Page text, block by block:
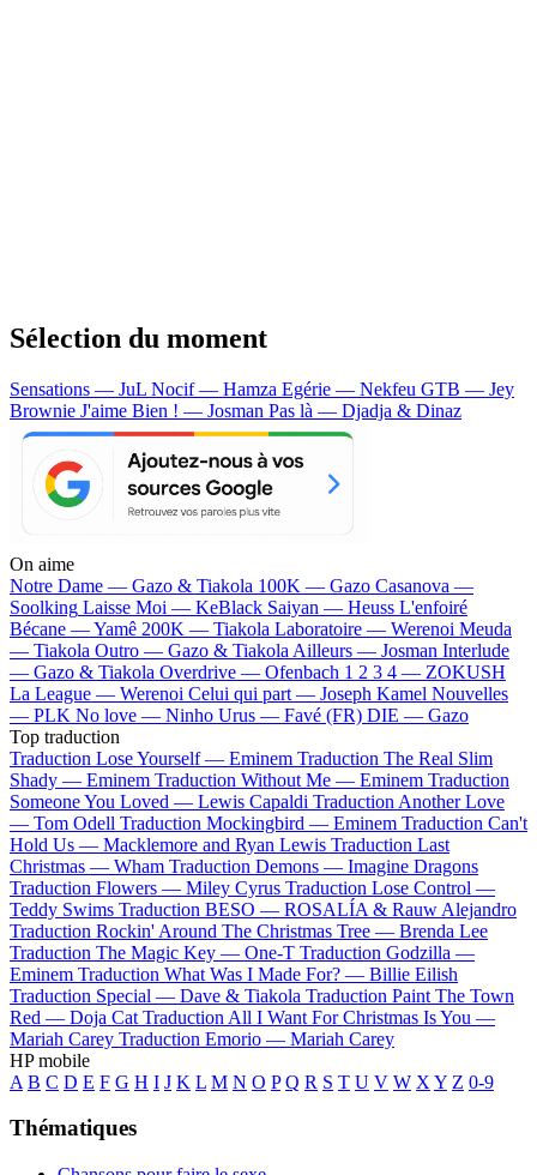
Sélection du moment
Sensations — JuL Nocif — Hamza Egérie — Nekfeu GTB — Jey
Brownie J'aime Bien ! — Josman Pas là — Djadja & Dinaz
On aime
Notre Dame — Gazo & Tiakola 100K — Gazo Casanova —
Soolking Laisse Moi — KeBlack Saiyan — Heuss L'enfoiré
Bécane —Yamê 200K — Tiakola Laboratoire — Werenoi Meuda
— Tiakola Outro — Gazo & Tiakola Ailleurs — Josman Interlude
— Gazo & Tiakola Overdrive — Ofenbach 1 2 3 4 — ZOKUSH
La League — Werenoi Celui qui part — Joseph Kamel Nouvelles
— PLK No love — Ninho Urus — Favé (FR) DIE — Gazo
Top traduction
Traduction Lose Yourself — Eminem Traduction The Real Slim
Shady — Eminem Traduction Without Me — Eminem Traduction
Someone You Loved — Lewis Capaldi Traduction Another Love
— Tom Odell Traduction Mockingbird — Eminem Traduction Can't
Hold Us — Macklemore and Ryan Lewis Traduction Last
Christmas — Wham Traduction Demons — Imagine Dragons
Traduction Flowers — Miley Cyrus Traduction Lose Control —
Teddy Swims Traduction BESO — ROSALÍA & Rauw Alejandro
Traduction Rockin' Around The Christmas Tree — Brenda Lee
Traduction The Magic Key — One-T Traduction Godzilla —
Eminem Traduction What Was I Made For? — Billie Eilish
Traduction Special — Dave & Tiakola Traduction Paint The Town
Red — Doja Cat Traduction All I Want For Christmas Is You —
Mariah Carey Traduction Emorio — Mariah Carey
HP mobile
A B C D E F G H I J K L M N O P Q R S T U V W X Y Z 0-9
Thématiques